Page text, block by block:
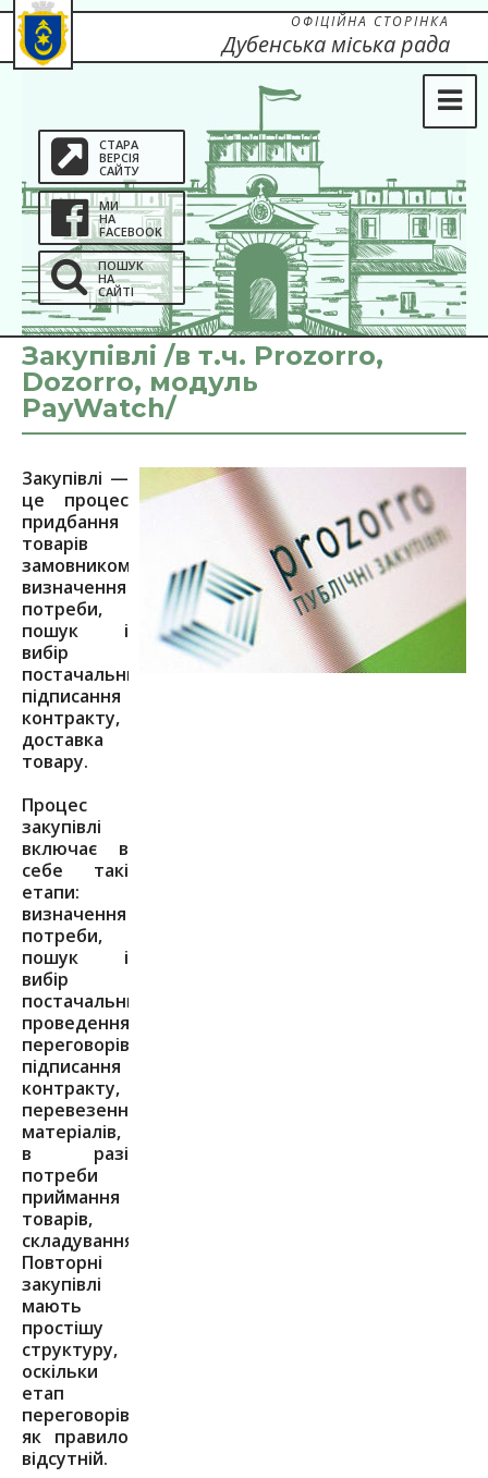
СТАРА
ВЕРСІЯ
САЙТУ
МИ
НА
FACEBOOK
ПОШУК
НА
САЙТІ
ОФІЦІЙНА СТОРІНКА
Дубенська міська рада
Закупівлі /в т.ч. Prozorro,
Dozorro, модуль
PayWatch/
Закупівлі —
це процес
придбання
товарів
замовником:
визначення
потреби,
пошук і
вибір
постачальника,
підписання
контракту,
доставка
товару.
Процес
закупівлі
включає в
себе такі
етапи:
визначення
потреби,
пошук і
вибір
постачальника,
проведення
переговорів,
підписання
контракту,
перевезення
матеріалів,
в разі
потреби
приймання
товарів,
складування.
Повторні
закупівлі
мають
простішу
структуру,
оскільки
етап
переговорів,
як правило
відсутній.